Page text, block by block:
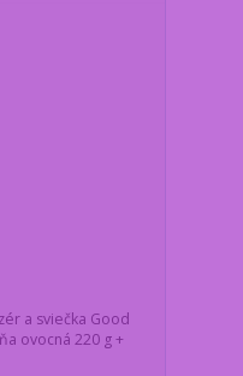
a sviečka Good
ovocná 220 g +